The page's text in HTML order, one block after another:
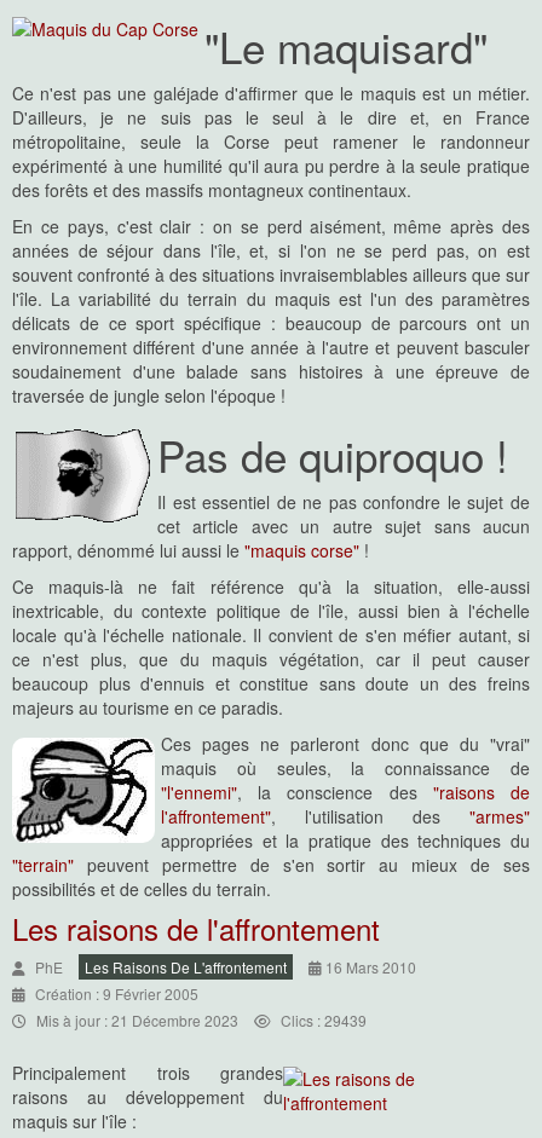
"Le maquisard"
Ce n'est pas une galéjade d'affirmer que le maquis est un métier.
D'ailleurs, je ne suis pas le seul à le dire et, en France
métropolitaine, seule la Corse peut ramener le randonneur
expérimenté à une humilité qu'il aura pu perdre à la seule pratique
des forêts et des massifs montagneux continentaux.
En ce pays, c'est clair : on se perd aisément, même après des
années de séjour dans l'île, et, si l'on ne se perd pas, on est
souvent confronté à des situations invraisemblables ailleurs que sur
l'île. La variabilité du terrain du maquis est l'un des paramètres
délicats de ce sport spécifique : beaucoup de parcours ont un
environnement différent d'une année à l'autre et peuvent basculer
soudainement d'une balade sans histoires à une épreuve de
traversée de jungle selon l'époque !
Pas de quiproquo !
Il est essentiel de ne pas confondre le sujet de
cet article avec un autre sujet sans aucun
rapport, dénommé lui aussi le "maquis corse" !
Ce maquis-là ne fait référence qu'à la situation, elle-aussi
inextricable, du contexte politique de l'île, aussi bien à l'échelle
locale qu'à l'échelle nationale. Il convient de s'en méfier autant, si
ce n'est plus, que du maquis végétation, car il peut causer
beaucoup plus d'ennuis et constitue sans doute un des freins
majeurs au tourisme en ce paradis.
Ces pages ne parleront donc que du "vrai"
maquis où seules, la connaissance de
"l'ennemi", la conscience des "raisons de
l'affrontement", l'utilisation des "armes"
appropriées et la pratique des techniques du
"terrain" peuvent permettre de s'en sortir au mieux de ses
possibilités et de celles du terrain.
Les raisons de l'affrontement
PhE Les Raisons De L'affrontement
16 Mars 2010
Création : 9 Février 2005
Mis à jour : 21 Décembre 2023
Clics : 29439
Principalement trois grandes
raisons au développement du
maquis sur l'île :